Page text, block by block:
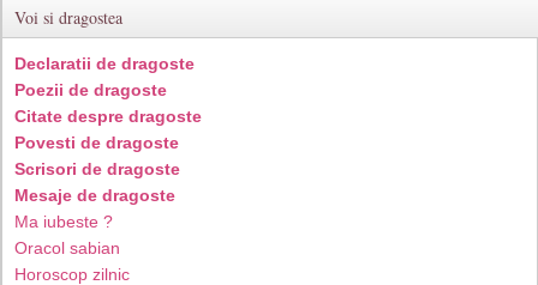
Voi si dragostea
Declaratii de dragoste
Poezii de dragoste
Citate despre dragoste
Povesti de dragoste
Scrisori de dragoste
Mesaje de dragoste
Ma iubeste ?
Oracol sabian
Horoscop zilnic